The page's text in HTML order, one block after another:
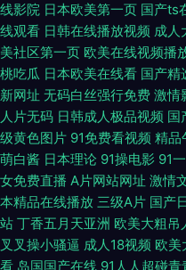
线影院 日本欧美第一页 国产ts
线观看 日韩在线播放视频 成人
美社区第一页 欧美在线视频播
桃吃瓜 日本欧美在线看 国产精
新网址 无码白丝强行免费 激情
人片无码 日韩成人极品视频 国
级黄色图片 91免费看视频 精品
萌白酱 日本理论 91操电影 91
女免费直播 A片网站网址 激情
本精品在线播放 三级A片 国产
站 丁香五月天亚洲 欧美大粗吊
叉叉操小骚逼 成人18视频 欧美
看 岛国国产在线 91人人超碰青